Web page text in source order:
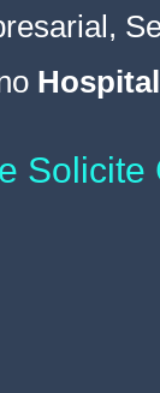
o
Solicite